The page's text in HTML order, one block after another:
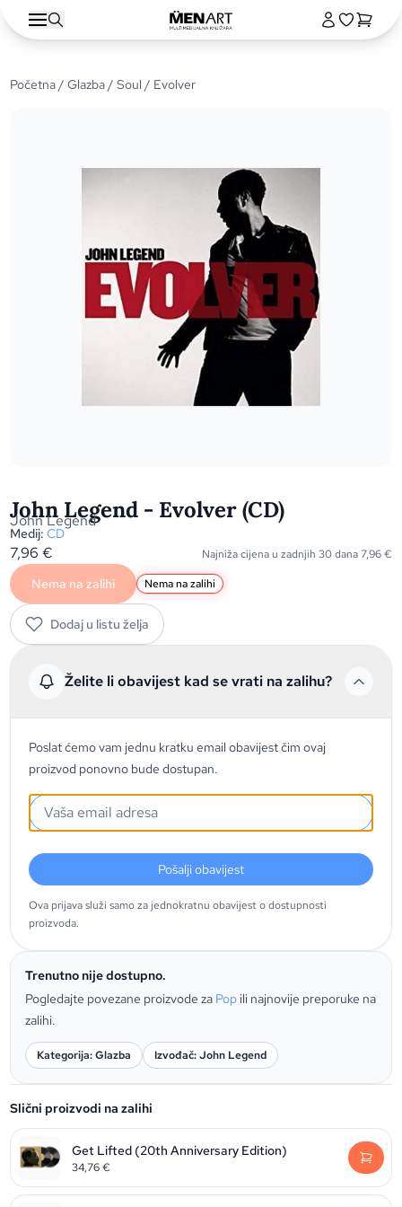
Početna/Glazba/Soul / Evolver
John Legend - Evolver (CD)
John Legend
Medij: CD
7,96€ Najniža cijena u zadnjih 30 dana7,96€
Nema na zalihi Nema na zalihi
Dodaj u listu želja
Želite li obavijest kad se vrati na zalihu?
Poslat ćemo vam jednu kratku email obavijest čim ovaj
proizvod ponovno bude dostupan.
Pošalji obavijest
Ova prijava služi samo za jednokratnu obavijest o dostupnosti
proizvoda.
Trenutno nije dostupno.
Pogledajte povezane proizvode za Pop ili najnovije preporuke na
zalihi.
Kategorija: Glazba Izvođač: John Legend
Slični proizvodi na zalihi
Get Lifted (20th Anniversary Edition)
34,76€